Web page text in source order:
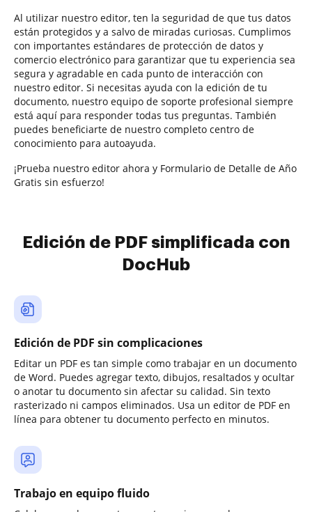
Al utilizar nuestro editor, ten la seguridad de que tus datos
están protegidos y a salvo de miradas curiosas. Cumplimos
con importantes estándares de protección de datos y
comercio electrónico para garantizar que tu experiencia sea
segura y agradable en cada punto de interacción con
nuestro editor. Si necesitas ayuda con la edición de tu
documento, nuestro equipo de soporte profesional siempre
está aquí para responder todas tus preguntas. También
puedes beneficiarte de nuestro completo centro de
conocimiento para autoayuda.
¡Prueba nuestro editor ahora y Formulario de Detalle de Año
Gratis sin esfuerzo!
Edición de PDF simplificada con
DocHub
Edición de PDF sin complicaciones
Editar un PDF es tan simple como trabajar en un documento
de Word. Puedes agregar texto, dibujos, resaltados y ocultar
o anotar tu documento sin afectar su calidad. Sin texto
rasterizado ni campos eliminados. Usa un editor de PDF en
línea para obtener tu documento perfecto en minutos.
Trabajo en equipo fluido